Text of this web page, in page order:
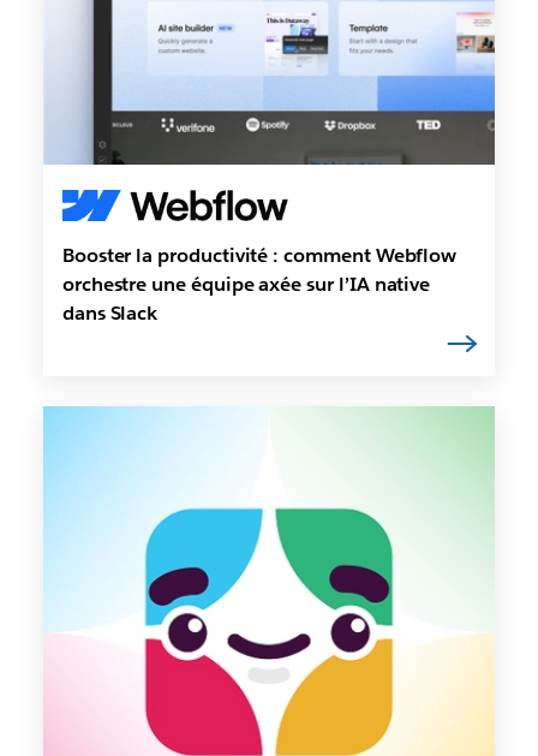
Booster la productivité : comment Webflow
orchestre une équipe axée sur l’IA native
dans Slack